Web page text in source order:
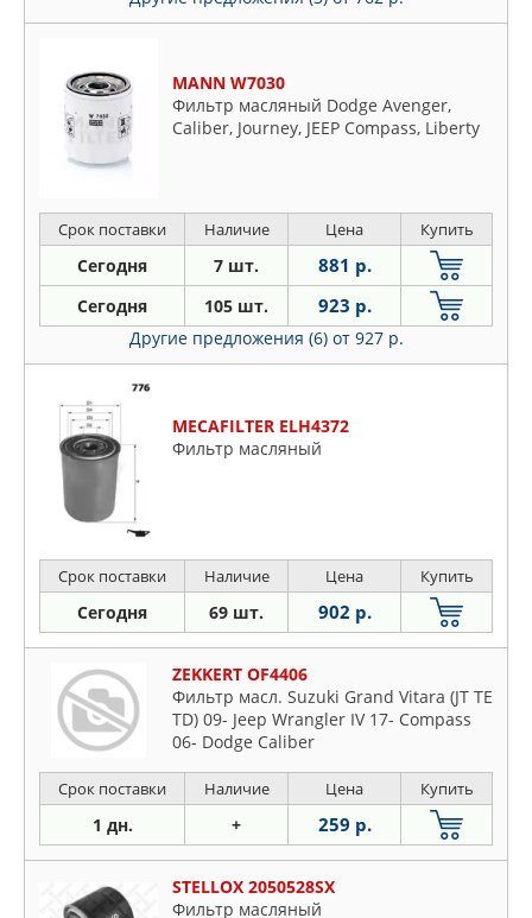
MANN W7030
Фильтр масляный Dodge Avenger,
Caliber, Journey, JEEP Compass, Liberty
Срок поставки Наличие Цена Купить
Сегодня 7 шт. 881 р.
Сегодня 105 шт. 923 р.
Другие предложения (6) от 927 р.
MECAFILTER ELH4372
Фильтр масляный
Срок поставки Наличие Цена Купить
Сегодня 69 шт. 902 р.
ZEKKERT OF4406
Фильтр масл. Suzuki Grand Vitara (JT TE
TD) 09- Jeep Wrangler IV 17- Compass
06- Dodge Caliber
Срок поставки Наличие Цена Купить
1 дн. + 259 р.
STELLOX 2050528SX
Фильтр масляный